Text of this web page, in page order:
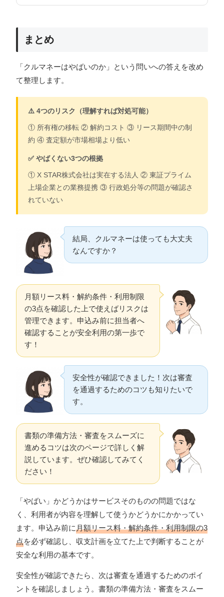
まとめ
「クルマネーはやばいのか」という問いへの答えを改め
て整理します。
⚠️ 4つのリスク（理解すれば対処可能）
① 所有権の移転 ② 解約コスト ③ リース期間中の制
約 ④ 査定額が市場相場より低い
✅ やばくない3つの根拠
① X STAR株式会社は実在する法人 ② 東証プライム
上場企業との業務提携 ③ 行政処分等の問題が確認さ
れていない
結局、クルマネーは使っても大丈夫
なんですか？
月額リース料・解約条件・利用制限
の3点を確認した上で使えばリスクは
管理できます。申込み前に担当者へ
確認することが安全利用の第一歩で
す！
安全性が確認できました！次は審査
を通過するためのコツも知りたいで
す。
書類の準備方法・審査をスムーズに
進めるコツは次のページで詳しく解
説しています。ぜひ確認してみてく
ださい！
「やばい」かどうかはサービスそのものの問題ではな
く、利用者が内容を理解して使うかどうかにかかってい
ます。申込み前に月額リース料・解約条件・利用制限の3
点を必ず確認し、収支計画を立てた上で判断することが
安全な利用の基本です。
安全性が確認できたら、次は審査を通過するためのポイ
ントを確認しましょう。書類の準備方法・審査をスムー